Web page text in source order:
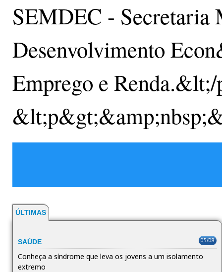
SEMDEC - Secretaria
Desenvolvimento
Emprego e
ÚLTIMAS
SAÚDE 05/08
Conheça a síndrome que leva os jovens a um isolamento
extremo